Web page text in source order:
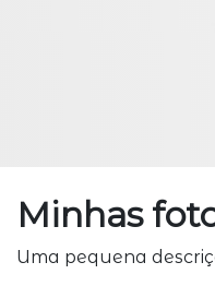
Minhas
Uma pequena